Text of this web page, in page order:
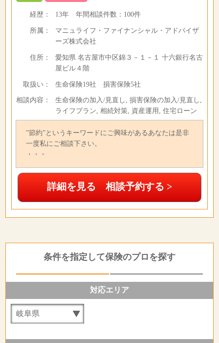
経歴： 13年年間相談件数： 100件
所属：
マニュライフ・ファイナンシャル・アドバイザ
ーズ株式会社
住所：
愛知県 名古屋市中区錦３－１－１ 十六銀行名古
屋ビル４階
取扱い： 生命保険19社 損害保険5社
相談内容：
生命保険の加入/見直し, 損害保険の加入/見直し,
ライフプラン, 相続対策, 資産運用, 住宅ローン
”節約”というキーワードにご興味があるあなたは是非
一度私にご相談下さい。
・・・
詳細を見る 相談予約する >
条件を指定して保険のプロを探す
対応エリア